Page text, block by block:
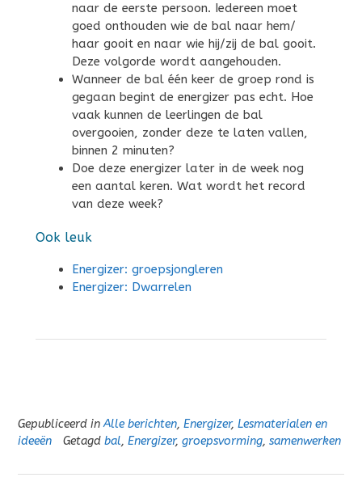
naar de eerste persoon. Iedereen moet
goed onthouden wie de bal naar hem/
haar gooit en naar wie hij/zij de bal gooit.
Deze volgorde wordt aangehouden.
Wanneer de bal één keer de groep rond is
gegaan begint de energizer pas echt. Hoe
vaak kunnen de leerlingen de bal
overgooien, zonder deze te laten vallen,
binnen 2 minuten?
Doe deze energizer later in de week nog
een aantal keren. Wat wordt het record
van deze week?
Ook leuk
Energizer: groepsjongleren
Energizer: Dwarrelen
Gepubliceerd inAlle berichten, Energizer, Lesmaterialen en
ideeën
Getagd bal, Energizer, groepsvorming, samenwerken